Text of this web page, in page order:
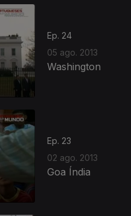
Ep. 24
05 ago. 2013
Washington
Ep. 23
02 ago. 2013
Goa Índia